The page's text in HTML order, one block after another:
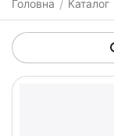
Головна / Каталог